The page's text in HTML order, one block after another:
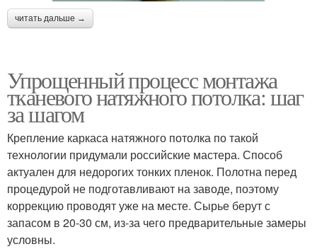
читать дальше →
Упрощенный процесс монтажа
тканевого натяжного потолка: шаг
за шагом
Крепление каркаса натяжного потолка по такой
технологии придумали российские мастера. Способ
актуален для недорогих тонких пленок. Полотна перед
процедурой не подготавливают на заводе, поэтому
коррекцию проводят уже на месте. Сырье берут с
запасом в 20-30 см, из-за чего предварительные замеры
условны.